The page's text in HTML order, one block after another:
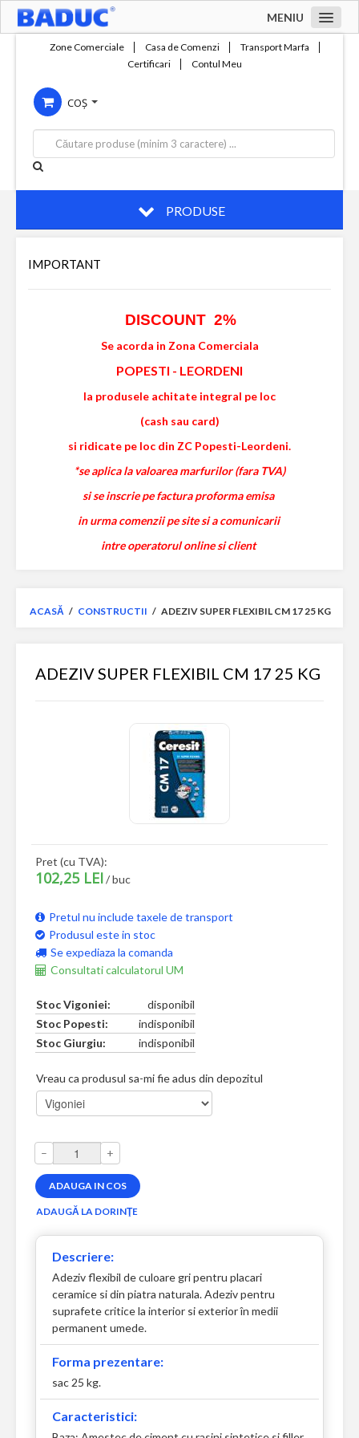
MENIU
Compania
Servicii
Productie
Contact
Zone Comerciale Casa de Comenzi
Transport Marfa
Certificari
Contul Meu
COȘ
PRODUSE
IMPORTANT
DISCOUNT 2%
Se acorda in Zona Comerciala
POPESTI - LEORDENI
la produsele achitate integral pe loc
(cash sau card)
si ridicate pe loc din ZC Popesti-Leordeni.
*se aplica la valoarea marfurilor (fara TVA)
si se inscrie pe factura proforma emisa
in urma comenzii pe site si a comunicarii
intre operatorul online si client
ACASĂ / CONSTRUCTII / ADEZIV SUPER FLEXIBIL CM 17 25 KG
ADEZIV SUPER FLEXIBIL CM 17 25 KG
Pret (cu TVA):
102,25 LEI/ buc
Pretul nu include taxele de transport
Produsul este in stoc
Se expediaza la comanda
Consultati calculatorul UM
Stoc Vigoniei:
disponibil
Stoc Popesti:
indisponibil
Stoc Giurgiu:
indisponibil
Vreau ca produsul sa-mi fie adus din depozitul
– +
Descriere:
Adeziv flexibil de culoare gri pentru placari
ceramice si din piatra naturala. Adeziv pentru
suprafete critice la interior si exterior în medii
permanent umede.
Forma prezentare:
sac 25 kg.
Caracteristici: